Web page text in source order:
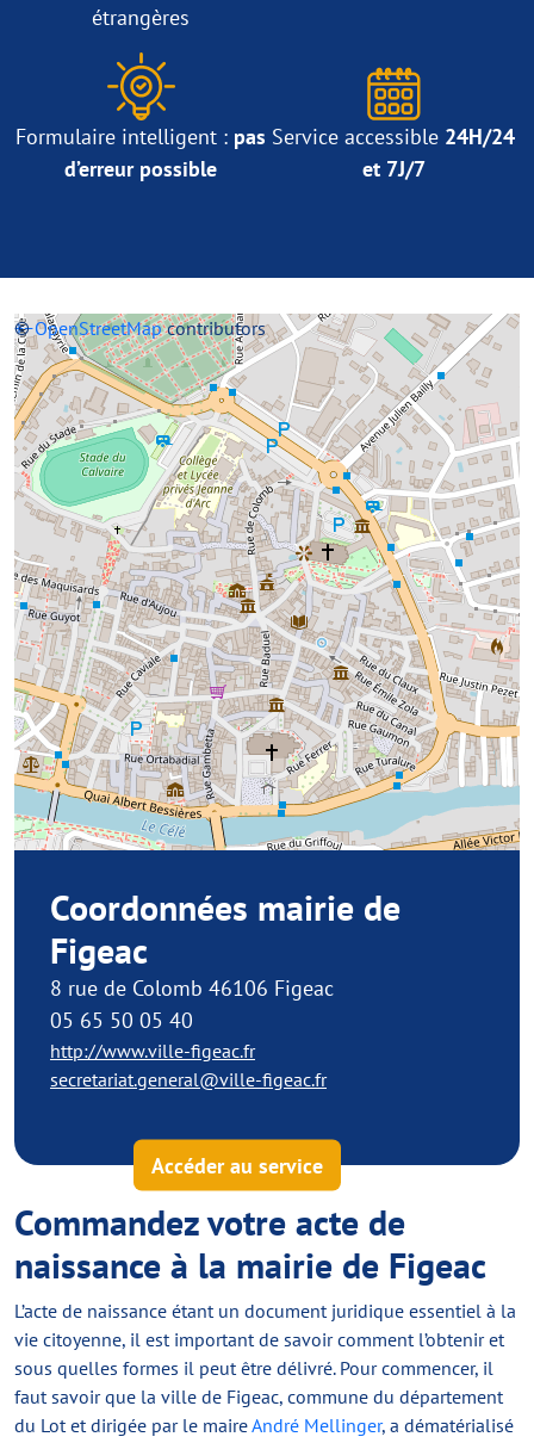
étrangères
Formulaire intelligent : pas
d’erreur possible
Service accessible 24H/24
et 7J/7
+−
©OpenStreetMapcontributors
Coordonnées mairie de
Figeac
8 rue de Colomb 46106 Figeac
05 65 50 05 40
http://www.ville-figeac.fr
secretariat.general@ville-figeac.fr
Accéder au service
Commandez votre acte de
naissance à la mairie de Figeac
L’acte de naissance étant un document juridique essentiel à la
vie citoyenne, il est important de savoir comment l’obtenir et
sous quelles formes il peut être délivré. Pour commencer, il
faut savoir que la ville de Figeac, commune du département
du Lot et dirigée par le maireAndré Mellinger, a dématérialisé